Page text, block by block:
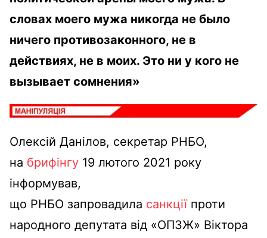
словах моего мужа никогда не было
ничего противозаконного, не в
действиях, не в моих. Это ни у кого не
вызывает сомнения»
Олексій Данілов, секретар РНБО,
на брифінгу 19 лютого 2021 року
інформував,
що РНБО запровадила санкціїпроти
народного депутата від «ОПЗЖ» Віктора